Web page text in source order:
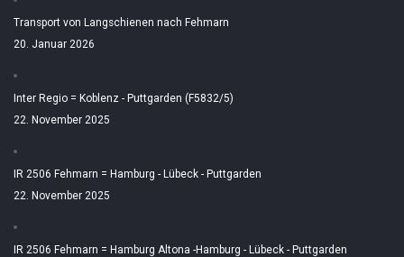
Transport von Langschienen nach Fehmarn
20. Januar 2026
Inter Regio = Koblenz - Puttgarden (F5832/5)
22. November 2025
IR 2506 Fehmarn = Hamburg - Lübeck - Puttgarden
22. November 2025
IR 2506 Fehmarn = Hamburg Altona -Hamburg - Lübeck - Puttgarden